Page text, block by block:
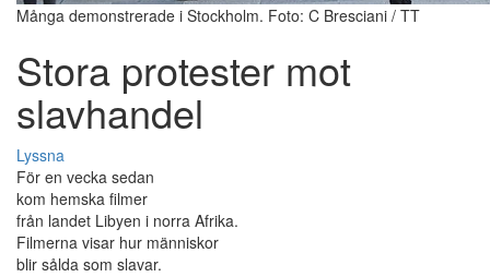
Många demonstrerade i Stockholm. Foto: C Bresciani / TT
Stora protester mot
slavhandel
Lyssna
För en vecka sedan
kom hemska filmer
från landet Libyen i norra Afrika.
Filmerna visar hur människor
blir sålda som slavar.